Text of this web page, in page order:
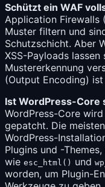
Schützt ein WAF
Application Firewalls
Muster filtern und
Schutzschicht. Aber
XSS-Payloads
Mustererkennung
(Output Encoding)
Ist WordPress-Core
WordPress-Core
gepatcht. Die
WordPress-
Plugins und -
wie esc_html() und
worden, um Plugin-